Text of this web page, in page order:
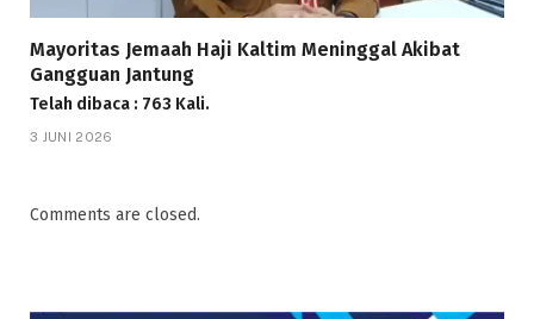
Mayoritas Jemaah Haji Kaltim Meninggal Akibat
Gangguan Jantung
Telah dibaca : 763 Kali.
3 JUNI 2026
Comments are closed.